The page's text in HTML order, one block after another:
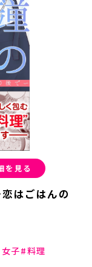
を見る
はごはんの
子
料理